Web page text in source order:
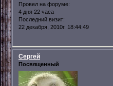
Провел на форуме:
4 дня 22 часа
Последний визит:
22 декабря, 2010г. 18:44:49
Сергей
Посвященный